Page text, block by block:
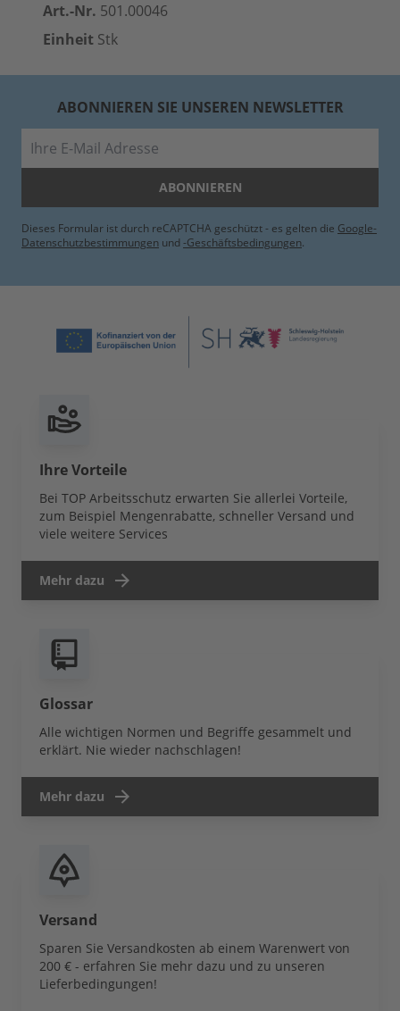
Art.-Nr. 501.00046
Einheit Stk
ABONNIEREN SIE UNSEREN NEWSLETTER
ABONNIEREN
Dieses Formular ist durch reCAPTCHA geschützt - es gelten die Google-
Datenschutzbestimmungen und -Geschäftsbedingungen.
Ihre Vorteile
Bei TOP Arbeitsschutz erwarten Sie allerlei Vorteile,
zum Beispiel Mengenrabatte, schneller Versand und
viele weitere Services
Mehr dazu
Glossar
Alle wichtigen Normen und Begriffe gesammelt und
erklärt. Nie wieder nachschlagen!
Mehr dazu
Versand
Sparen Sie Versandkosten ab einem Warenwert von
200 € - erfahren Sie mehr dazu und zu unseren
Lieferbedingungen!